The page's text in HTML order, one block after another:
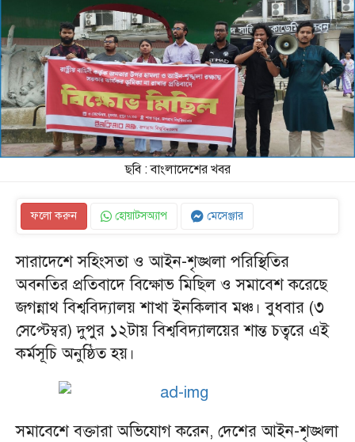
ছবি : বাংলাদেশের খবর
ফলো করুন হোয়াটসঅ্যাপ মেসেঞ্জার
সারাদেশে সহিংসতা ও আইন-শৃঙ্খলা পরিস্থিতির
অবনতির প্রতিবাদে বিক্ষোভ মিছিল ও সমাবেশ করেছে
জগন্নাথ বিশ্ববিদ্যালয় শাখা ইনকিলাব মঞ্চ। বুধবার (৩
সেপ্টেম্বর) দুপুর ১২টায় বিশ্ববিদ্যালয়ের শান্ত চত্বরে এই
কর্মসূচি অনুষ্ঠিত হয়।
সমাবেশে বক্তারা অভিযোগ করেন, দেশের আইন-শৃঙ্খলা